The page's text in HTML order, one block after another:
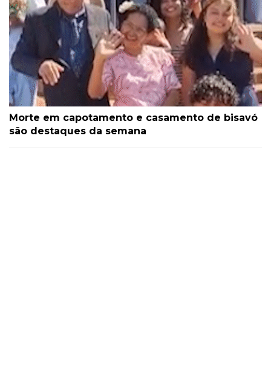
Morte em capotamento e casamento de bisavó
são destaques da semana